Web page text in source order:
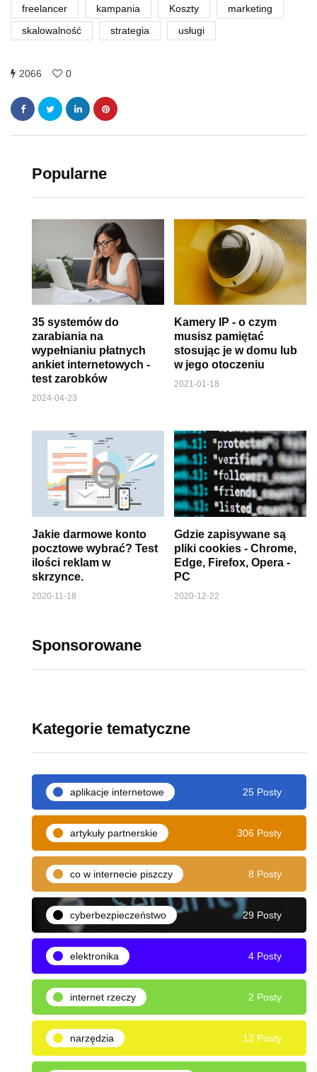
freelancer kampania Koszty marketing
skalowalność strategia usługi
2066 0
Popularne
35 systemów do
zarabiania na
wypełnianiu płatnych
ankiet internetowych -
test zarobków
2024-04-23
Kamery IP - o czym
musisz pamiętać
stosując je w domu lub
w jego otoczeniu
2021-01-18
Jakie darmowe konto
pocztowe wybrać? Test
ilości reklam w
skrzynce.
2020-11-18
Gdzie zapisywane są
pliki cookies - Chrome,
Edge, Firefox, Opera -
PC
2020-12-22
Sponsorowane
Kategorie tematyczne
aplikacje internetowe 25 Posty
artykuły partnerskie 306 Posty
co w internecie piszczy 8 Posty
cyberbezpieczeństwo 29 Posty
elektronika 4 Posty
internet rzeczy 2 Posty
narzędzia 12 Posty